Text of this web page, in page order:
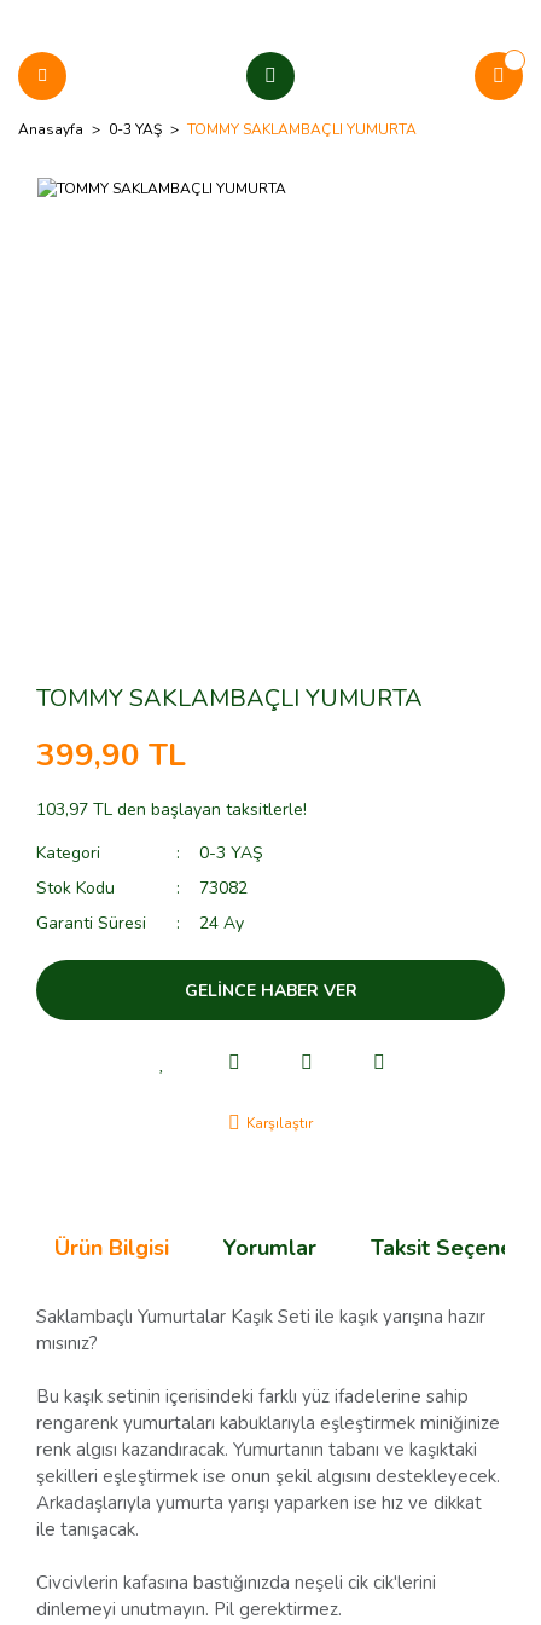
Anasayfa 0-3 YAŞ TOMMY SAKLAMBAÇLI YUMURTA
TOMMY SAKLAMBAÇLI YUMURTA
399,90 TL
103,97 TL den başlayan taksitlerle!
Kategori
0-3 YAŞ
Stok Kodu
73082
Garanti Süresi
24 Ay
GELİNCE HABER VER
Karşılaştır
Ürün Bilgisi Yorumlar Taksit
Saklambaçlı Yumurtalar Kaşık Seti ile kaşık yarışına hazır
mısınız?
Bu kaşık setinin içerisindeki farklı yüz ifadelerine sahip
rengarenk yumurtaları kabuklarıyla eşleştirmek miniğinize
renk algısı kazandıracak. Yumurtanın tabanı ve kaşıktaki
şekilleri eşleştirmek ise onun şekil algısını destekleyecek.
Arkadaşlarıyla yumurta yarışı yaparken ise hız ve dikkat
ile tanışacak.
Civcivlerin kafasına bastığınızda neşeli cik cik'lerini
dinlemeyi unutmayın. Pil gerektirmez.